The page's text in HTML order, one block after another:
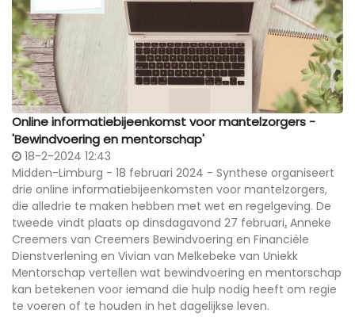
Online informatiebijeenkomst voor mantelzorgers -
'Bewindvoering en mentorschap'
18-2-2024 12:43
Midden-Limburg - 18 februari 2024 - Synthese organiseert
drie online informatiebijeenkomsten voor mantelzorgers,
die alledrie te maken hebben met wet en regelgeving. De
tweede vindt plaats op dinsdagavond 27 februari. Anneke
Creemers van Creemers Bewindvoering en Financiële
Dienstverlening en Vivian van Melkebeke van Uniekk
Mentorschap vertellen wat bewindvoering en mentorschap
kan betekenen voor iemand die hulp nodig heeft om regie
te voeren of te houden in het dagelijkse leven.